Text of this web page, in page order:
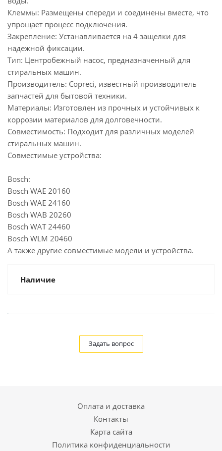
Клеммы: Размещены спереди и соединены вместе, что
упрощает процесс подключения.
Закрепление: Устанавливается на 4 защелки для
надежной фиксации.
Тип: Центробежный насос, предназначенный для
стиральных машин.
Производитель: Copreci, известный производитель
запчастей для бытовой техники.
Материалы: Изготовлен из прочных и устойчивых к
коррозии материалов для долговечности.
Совместимость: Подходит для различных моделей
стиральных машин.
Совместимые устройства:
Bosch:
Bosch WAE 20160
Bosch WAE 24160
Bosch WAB 20260
Bosch WAT 24460
Bosch WLM 20460
А также другие совместимые модели и устройства.
Наличие
Задать вопрос
Оплата и доставка
Контакты
Карта сайта
Политика конфиденциальности